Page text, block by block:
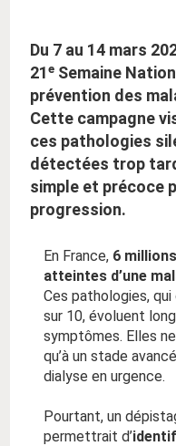
Du 7 au 14 mars
21ᵉ Semaine
prévention des
Cette campagne
ces pathologies
détectées trop
simple et précoce
progression.
En France, 6
atteintes d’une
Ces pathologies,
sur 10, évoluent
symptômes. Elles
qu’à un stade
dialyse en urgence.
Pourtant, un
permettrait d’